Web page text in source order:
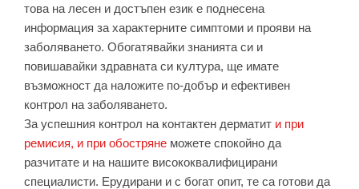
това на лесен и достъпен език е поднесена
информация за характерните симптоми и прояви на
заболяването. Обогатявайки знанията си и
повишавайки здравната си култура, ще имате
възможност да наложите по-добър и ефективен
контрол на заболяването.
За успешния контрол на контактен дерматит и при
ремисия, и при обостряне можете спокойно да
разчитате и на нашите висококвалифицирани
специалисти. Ерудирани и с богат опит, те са готови да